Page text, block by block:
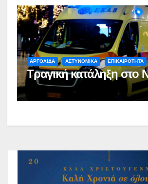
ΑΡΓΟΛΙΔΑ ΑΣΤΥΝΟΜΙΚΑ ΕΠΙΚΑΙΡΟΤΗΤΑ
Τραγική κατάληξη στο